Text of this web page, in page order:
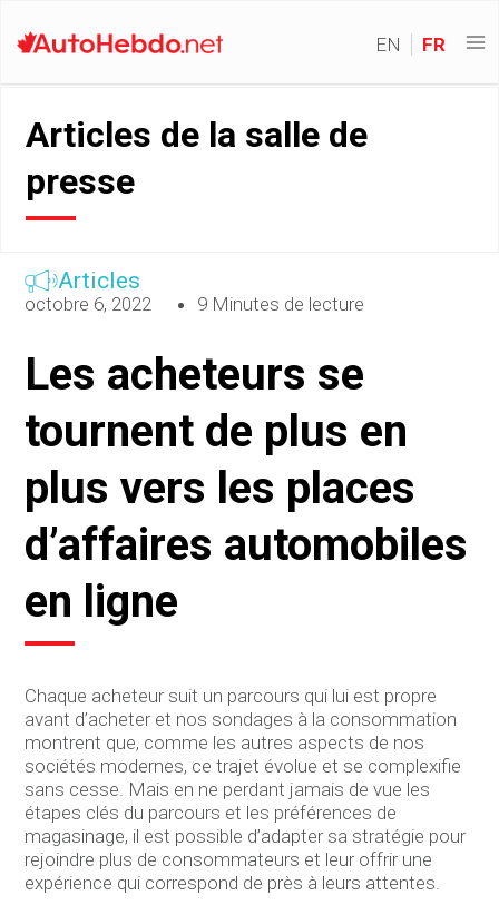
EN FR
Articles de la salle de
presse
Articles
octobre 6, 2022 9 Minutes de lecture
Les acheteurs se
tournent de plus en
plus vers les places
d’affaires automobiles
en ligne
Chaque acheteur suit un parcours qui lui est propre
avant d’acheter et nos sondages à la consommation
montrent que, comme les autres aspects de nos
sociétés modernes, ce trajet évolue et se complexifie
sans cesse. Mais en ne perdant jamais de vue les
étapes clés du parcours et les préférences de
magasinage, il est possible d’adapter sa stratégie pour
rejoindre plus de consommateurs et leur offrir une
expérience qui correspond de près à leurs attentes.